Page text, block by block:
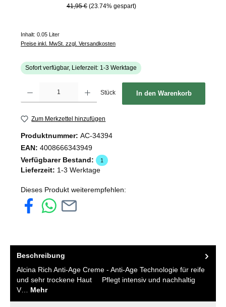
41,95 € (23.74% gespart)
Inhalt: 0.05 Liter
Preise inkl. MwSt. zzgl. Versandkosten
Sofort verfügbar, Lieferzeit: 1-3 Werktage
Stück In den Warenkorb
Zum Merkzettel hinzufügen
Produktnummer: AC-34394
EAN: 4008666343949
Verfügbarer Bestand:
1
Lieferzeit: 1-3 Werktage
Dieses Produkt weiterempfehlen:
Beschreibung
Alcina Rich Anti-Age Creme - Anti-Age Technologie für reife
und sehr trockene Haut Pflegt intensiv und nachhaltig
V…
Mehr